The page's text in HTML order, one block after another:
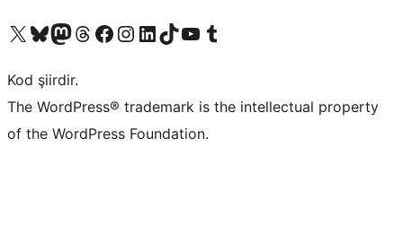
X (eski Twitter) hesabımıza bakın
Bluesky hesabımızı ziyaret edinMastodon hesabımızı ziyaret edinThreads hesabımızı ziyaret edinFacebook sayfamızı ziyaret edinInstagram hesabımızı ziyaret edinLinkedIn hesabımızı ziyaret edinTikTok hesabımızı ziyaret edinYouTube kanalımızı ziyaret edinTumblr hesabımızı ziyaret edin
Kod şiirdir.
The WordPress® trademark is the intellectual property
of the WordPress Foundation.